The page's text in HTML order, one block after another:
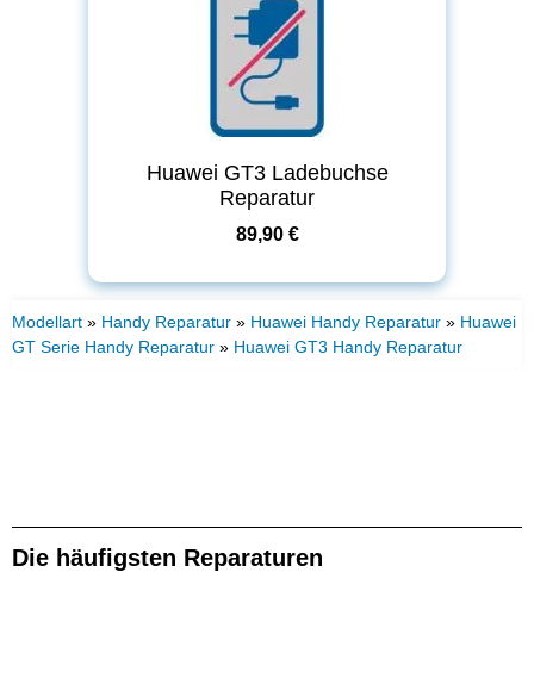
Huawei GT3 Ladebuchse
Reparatur
89,90 €
Modellart » Handy Reparatur » Huawei Handy Reparatur » Huawei
GT Serie Handy Reparatur » Huawei GT3 Handy Reparatur
Die häufigsten Reparaturen